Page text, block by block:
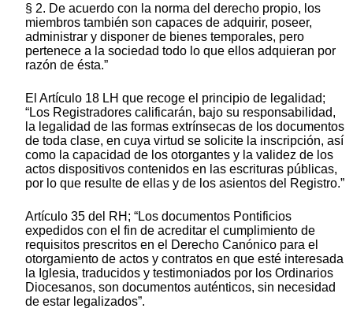
§ 2. De acuerdo con la norma del derecho propio, los
miembros también son capaces de adquirir, poseer,
administrar y disponer de bienes temporales, pero
pertenece a la sociedad todo lo que ellos adquieran por
razón de ésta.”
El Artículo 18 LH que recoge el principio de legalidad;
“Los Registradores calificarán, bajo su responsabilidad,
la legalidad de las formas extrínsecas de los documentos
de toda clase, en cuya virtud se solicite la inscripción, así
como la capacidad de los otorgantes y la validez de los
actos dispositivos contenidos en las escrituras públicas,
por lo que resulte de ellas y de los asientos del Registro.”
Artículo 35 del RH; “Los documentos Pontificios
expedidos con el fin de acreditar el cumplimiento de
requisitos prescritos en el Derecho Canónico para el
otorgamiento de actos y contratos en que esté interesada
la Iglesia, traducidos y testimoniados por los Ordinarios
Diocesanos, son documentos auténticos, sin necesidad
de estar legalizados”.